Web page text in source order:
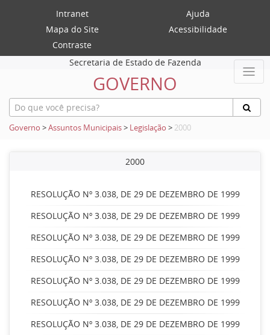
Intranet
Ajuda
Mapa do Site
Acessibilidade
Contraste
Secretaria de Estado de Fazenda
GOVERNO
Governo >Assuntos Municipais> Legislação > 2000
2000
RESOLUÇÃO Nº 3.038, DE 29 DE DEZEMBRO DE 1999
RESOLUÇÃO Nº 3.038, DE 29 DE DEZEMBRO DE 1999
RESOLUÇÃO Nº 3.038, DE 29 DE DEZEMBRO DE 1999
RESOLUÇÃO Nº 3.038, DE 29 DE DEZEMBRO DE 1999
RESOLUÇÃO Nº 3.038, DE 29 DE DEZEMBRO DE 1999
RESOLUÇÃO Nº 3.038, DE 29 DE DEZEMBRO DE 1999
RESOLUÇÃO Nº 3.038, DE 29 DE DEZEMBRO DE 1999